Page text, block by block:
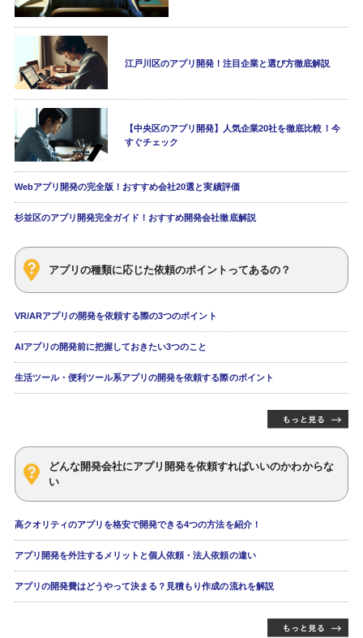
江戸川区のアプリ開発！注目企業と選び方徹底解説
【中央区のアプリ開発】人気企業20社を徹底比較！今
すぐチェック
Webアプリ開発の完全版！おすすめ会社20選と実績評価
杉並区のアプリ開発完全ガイド！おすすめ開発会社徹底解説
アプリの種類に応じた依頼のポイントってあるの？
VR/ARアプリの開発を依頼する際の3つのポイント
AIアプリの開発前に把握しておきたい3つのこと
生活ツール・便利ツール系アプリの開発を依頼する際のポイント
どんな開発会社にアプリ開発を依頼すればいいのかわからな
い
高クオリティのアプリを格安で開発できる4つの方法を紹介！
アプリ開発を外注するメリットと個人依頼・法人依頼の違い
アプリの開発費はどうやって決まる？見積もり作成の流れを解説